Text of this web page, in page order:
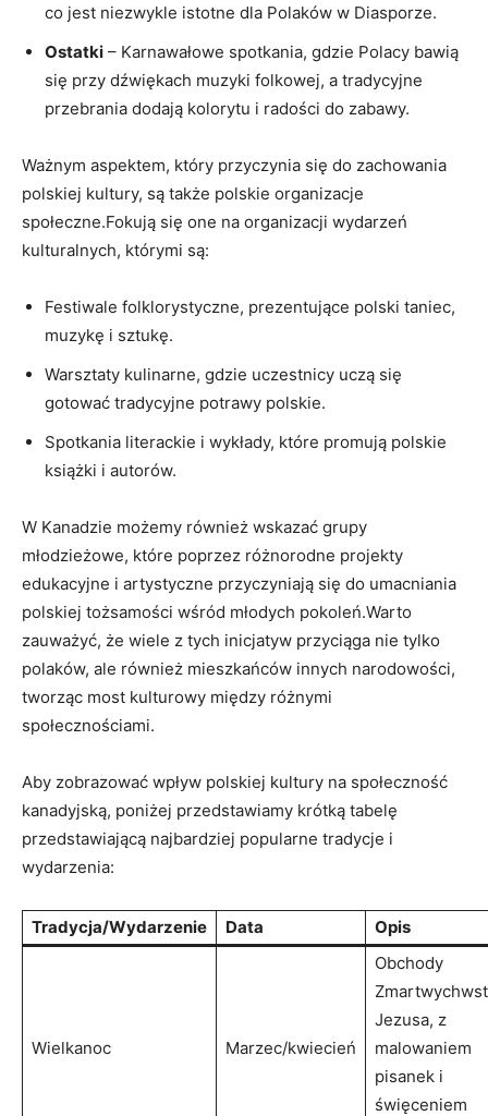
co jest niezwykle istotne dla Polaków w Diasporze.
Ostatki – Karnawałowe spotkania, gdzie Polacy bawią
się przy dźwiękach muzyki folkowej, a tradycyjne
przebrania dodają kolorytu i radości do zabawy.
Ważnym aspektem, który przyczynia się do zachowania
polskiej kultury, są także polskie organizacje
społeczne.Fokują się one na organizacji wydarzeń
kulturalnych, którymi są:
Festiwale folklorystyczne, prezentujące polski taniec,
muzykę i sztukę.
Warsztaty kulinarne, gdzie uczestnicy uczą się
gotować tradycyjne potrawy polskie.
Spotkania literackie i wykłady, które promują polskie
książki i autorów.
W Kanadzie możemy również wskazać grupy
młodzieżowe, które poprzez różnorodne projekty
edukacyjne i artystyczne przyczyniają się do umacniania
polskiej tożsamości wśród młodych pokoleń.Warto
zauważyć, że wiele z tych inicjatyw przyciąga nie tylko
polaków, ale również mieszkańców innych narodowości,
tworząc most kulturowy między różnymi
społecznościami.
Aby zobrazować wpływ polskiej kultury na społeczność
kanadyjską, poniżej przedstawiamy krótką tabelę
przedstawiającą najbardziej popularne tradycje i
wydarzenia:
Tradycja/Wydarzenie Data Opis
Wielkanoc Marzec/kwiecień
Obchody
Jezusa, z
malowaniem
pisanek i
święceniem